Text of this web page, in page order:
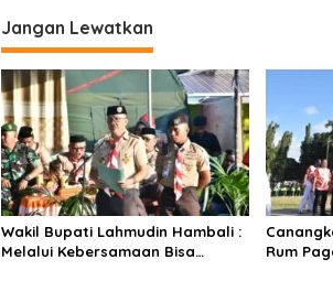
Jangan Lewatkan
Wakil Bupati Lahmudin Hambali :
Melalui Kebersamaan Bisa
Rum